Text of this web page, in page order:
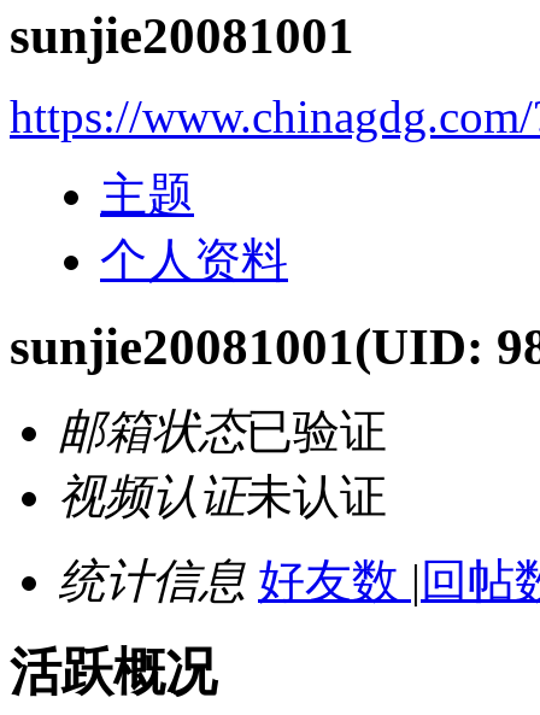
sunjie20081001
https://
主题
个人资料
sunjie20081001(UID:
邮箱状态已验证
视频认证未认证
统计信息 好友数 | 回帖
活跃概况